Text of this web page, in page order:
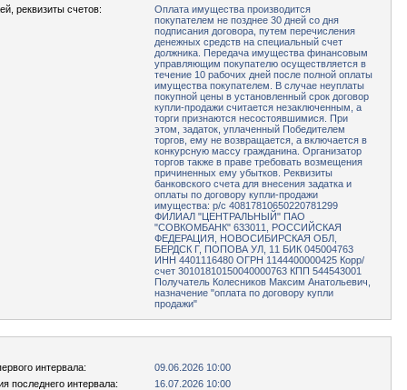
реквизиты счетов:
Оплата имущества производится
покупателем не позднее 30 дней со дня
подписания договора, путем перечисления
денежных средств на специальный счет
должника. Передача имущества финансовым
управляющим покупателю осуществляется в
течение 10 рабочих дней после полной оплаты
имущества покупателем. В случае неуплаты
покупной цены в установленный срок договор
купли-продажи считается незаключенным, а
торги признаются несостоявшимися. При
этом, задаток, уплаченный Победителем
торгов, ему не возвращается, а включается в
конкурсную массу гражданина. Организатор
торгов также в праве требовать возмещения
причиненных ему убытков. Реквизиты
банковского счета для внесения задатка и
оплаты по договору купли-продажи
имущества: р/с 40817810650220781299
ФИЛИАЛ "ЦЕНТРАЛЬНЫЙ" ПАО
"СОВКОМБАНК" 633011, РОССИЙСКАЯ
ФЕДЕРАЦИЯ, НОВОСИБИРСКАЯ ОБЛ,
БЕРДСК Г, ПОПОВА УЛ, 11 БИК 045004763
ИНН 4401116480 ОГРН 1144400000425 Корр/
счет 30101810150040000763 КПП 544543001
Получатель Колесников Максим Анатольевич,
назначение "оплата по договору купли
продажи"
интервала:
09.06.2026 10:00
последнего интервала: 16.07.2026 10:00